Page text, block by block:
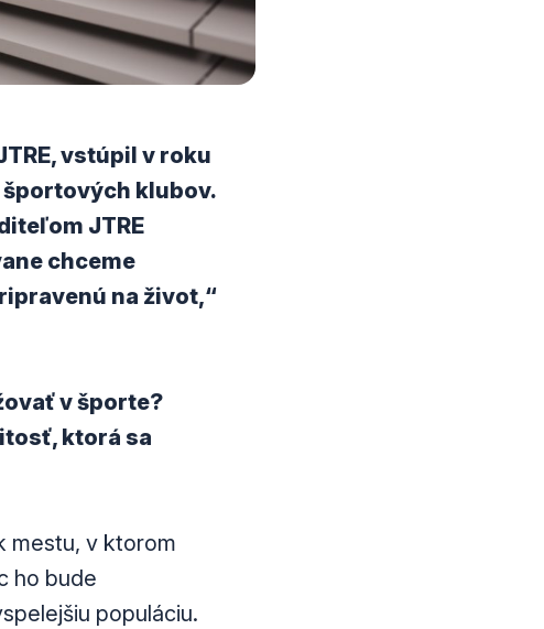
vstúpil v roku
klubov.
JTRE
chceme
na život,“
v športe?
ktorá sa
mestu, v ktorom
ho bude
populáciu.